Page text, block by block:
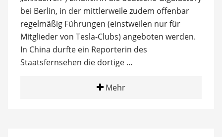
bei Berlin, in der mittlerweile zudem offenbar
regelmäßig Führungen (einstweilen nur für
Mitglieder von Tesla-Clubs) angeboten werden.
In China durfte ein Reporterin des
Staatsfernsehen die dortige …
Mehr